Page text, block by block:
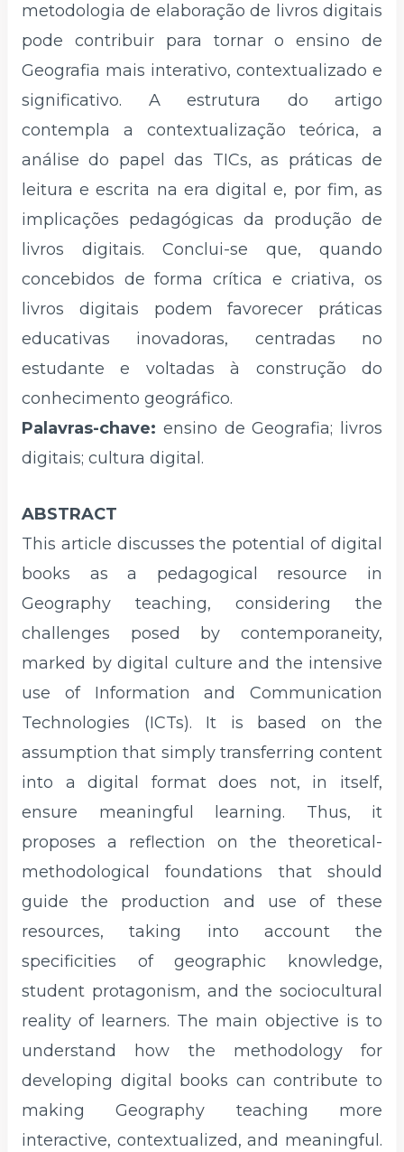
metodologia de elaboração de livros digitais
pode contribuir para tornar o ensino de
Geografia mais interativo, contextualizado e
significativo. A estrutura do artigo
contempla a contextualização teórica, a
análise do papel das TICs, as práticas de
leitura e escrita na era digital e, por fim, as
implicações pedagógicas da produção de
livros digitais. Conclui-se que, quando
concebidos de forma crítica e criativa, os
livros digitais podem favorecer práticas
educativas inovadoras, centradas no
estudante e voltadas à construção do
conhecimento geográfico.
Palavras-chave: ensino de Geografia; livros
digitais; cultura digital.
ABSTRACT
This article discusses the potential of digital
books as a pedagogical resource in
Geography teaching, considering the
challenges posed by contemporaneity,
marked by digital culture and the intensive
use of Information and Communication
Technologies (ICTs). It is based on the
assumption that simply transferring content
into a digital format does not, in itself,
ensure meaningful learning. Thus, it
proposes a reflection on the theoretical-
methodological foundations that should
guide the production and use of these
resources, taking into account the
specificities of geographic knowledge,
student protagonism, and the sociocultural
reality of learners. The main objective is to
understand how the methodology for
developing digital books can contribute to
making Geography teaching more
interactive, contextualized, and meaningful.